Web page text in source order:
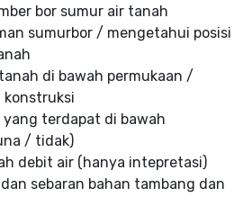
bor sumur air tanah
sumurbor / mengetahui posisi
di bawah permukaan /
terdapat di bawah
/ tidak)
debit air (hanya intepretasi)
sebaran bahan tambang dan